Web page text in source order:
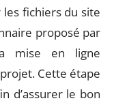
fichiers du site
proposé par
mise en ligne
Cette étape
d’assurer le bon